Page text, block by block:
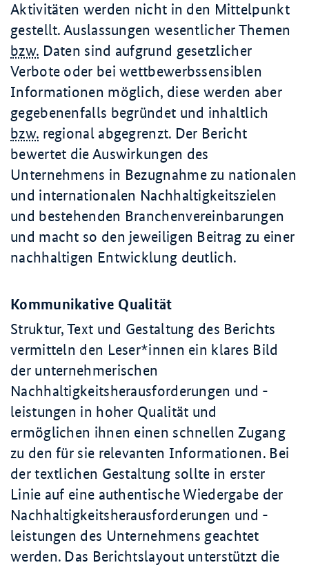
Aktivitäten werden nicht in den Mittelpunkt
gestellt. Auslassungen wesentlicher Themen
bzw. Daten sind aufgrund gesetzlicher
Verbote oder bei wettbewerbssensiblen
Informationen möglich, diese werden aber
gegebenenfalls begründet und inhaltlich
bzw. regional abgegrenzt. Der Bericht
bewertet die Auswirkungen des
Unternehmens in Bezugnahme zu nationalen
und internationalen Nachhaltigkeitszielen
und bestehenden Branchenvereinbarungen
und macht so den jeweiligen Beitrag zu einer
nachhaltigen Entwicklung deutlich.
Kommunikative Qualität
Struktur, Text und Gestaltung des Berichts
vermitteln den Leser*innen ein klares Bild
der unternehmerischen
Nachhaltigkeitsherausforderungen und -
leistungen in hoher Qualität und
ermöglichen ihnen einen schnellen Zugang
zu den für sie relevanten Informationen. Bei
der textlichen Gestaltung sollte in erster
Linie auf eine authentische Wiedergabe der
Nachhaltigkeitsherausforderungen und -
leistungen des Unternehmens geachtet
werden. Das Berichtslayout unterstützt die